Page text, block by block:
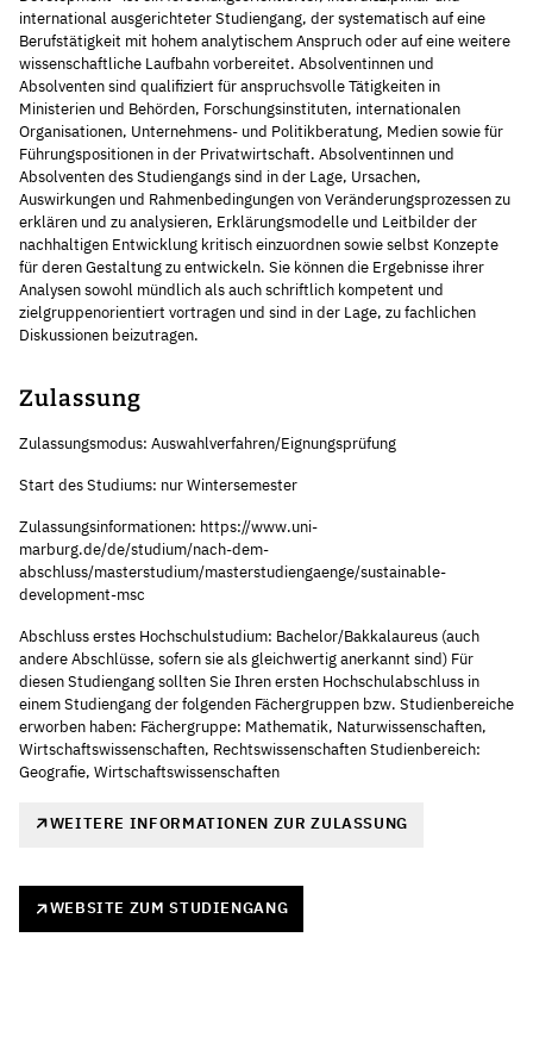
international ausgerichteter Studiengang, der systematisch auf eine
Berufstätigkeit mit hohem analytischem Anspruch oder auf eine weitere
wissenschaftliche Laufbahn vorbereitet. Absolventinnen und
Absolventen sind qualifiziert für anspruchsvolle Tätigkeiten in
Ministerien und Behörden, Forschungsinstituten, internationalen
Organisationen, Unternehmens- und Politikberatung, Medien sowie für
Führungspositionen in der Privatwirtschaft. Absolventinnen und
Absolventen des Studiengangs sind in der Lage, Ursachen,
Auswirkungen und Rahmenbedingungen von Veränderungsprozessen zu
erklären und zu analysieren, Erklärungsmodelle und Leitbilder der
nachhaltigen Entwicklung kritisch einzuordnen sowie selbst Konzepte
für deren Gestaltung zu entwickeln. Sie können die Ergebnisse ihrer
Analysen sowohl mündlich als auch schriftlich kompetent und
zielgruppenorientiert vortragen und sind in der Lage, zu fachlichen
Diskussionen beizutragen.
Zulassung
Zulassungsmodus: Auswahlverfahren/Eignungsprüfung
Start des Studiums: nur Wintersemester
Zulassungsinformationen: https://www.uni-
marburg.de/de/studium/nach-dem-
abschluss/masterstudium/masterstudiengaenge/sustainable-
development-msc
Abschluss erstes Hochschulstudium: Bachelor/Bakkalaureus (auch
andere Abschlüsse, sofern sie als gleichwertig anerkannt sind) Für
diesen Studiengang sollten Sie Ihren ersten Hochschulabschluss in
einem Studiengang der folgenden Fächergruppen bzw. Studienbereiche
erworben haben: Fächergruppe: Mathematik, Naturwissenschaften,
Wirtschaftswissenschaften, Rechtswissenschaften Studienbereich:
Geografie, Wirtschaftswissenschaften
WEITERE INFORMATIONEN ZUR ZULASSUNG
WEBSITE ZUM STUDIENGANG